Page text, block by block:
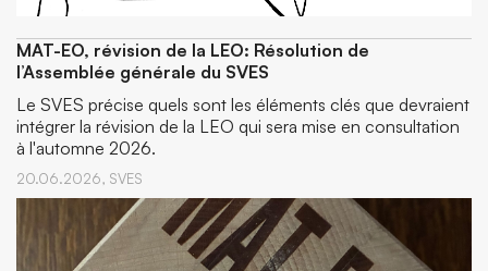
MAT-EO, révision de la LEO: Résolution de
l’Assemblée générale du SVES
Le SVES précise quels sont les éléments clés que devraient
intégrer la révision de la LEO qui sera mise en consultation
à l'automne 2026.
20.06.2026, SVES